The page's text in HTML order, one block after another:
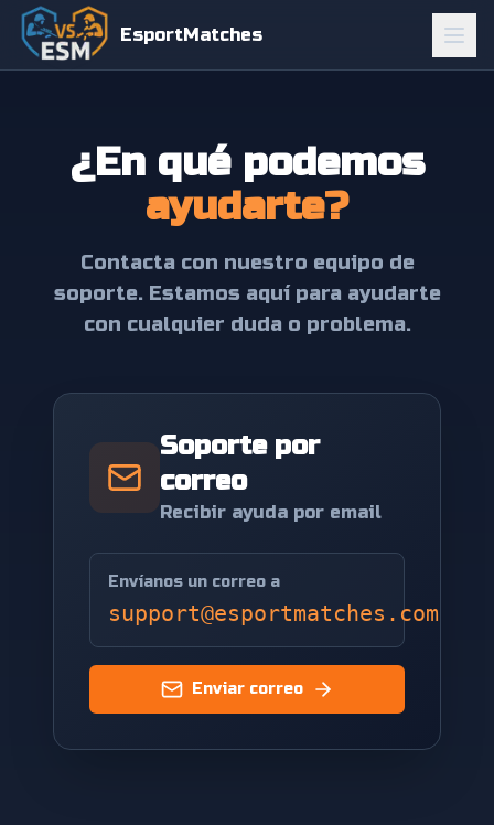
EsportMatches
¿En qué podemos
ayudarte?
Contacta con nuestro equipo de
soporte. Estamos aquí para ayudarte
con cualquier duda o problema.
Soporte por
correo
Recibir ayuda por email
Envíanos un correo a
support@esportmatches.com
Enviar correo